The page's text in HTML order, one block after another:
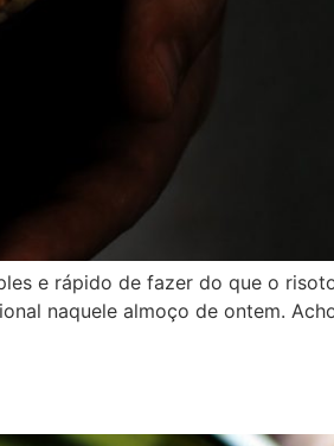
e rápido de fazer do que o
naquele almoço de ontem.